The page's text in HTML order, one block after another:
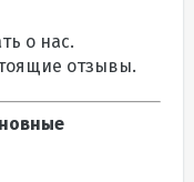
о нас.
отзывы.